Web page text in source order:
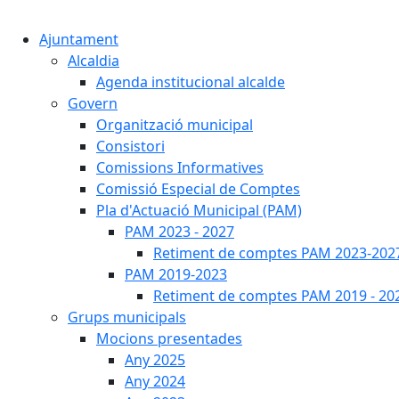
Ajuntament
Alcaldia
Agenda institucional alcalde
Govern
Organització municipal
Consistori
Comissions Informatives
Comissió Especial de Comptes
Pla d'Actuació Municipal (PAM)
PAM 2023 - 2027
Retiment de comptes PAM 2023-
PAM 2019-2023
Retiment de comptes PAM 2019 -
Grups municipals
Mocions presentades
Any 2025
Any 2024